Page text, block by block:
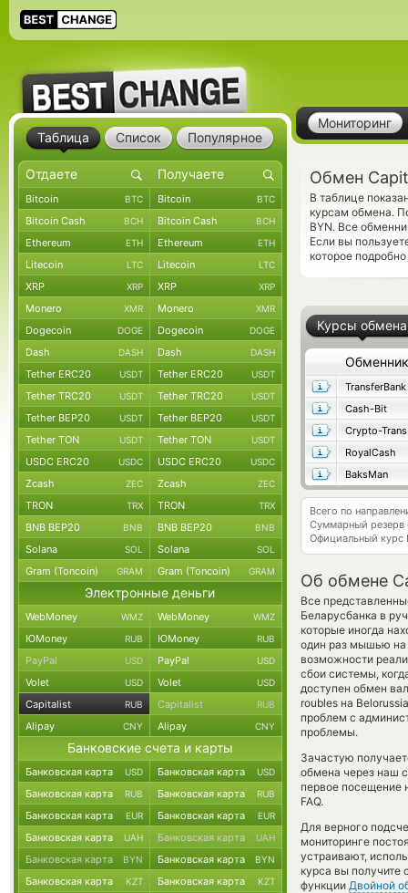
Мониторинг
Обмен
В таблице
курсам обмена.
BYN. Все
Если вы
которое
Курсы обмена
Обменник
TransferBank
Cash-Bit
Crypto-Trans
RoyalCash
BaksMan
Всего по
Суммарный резерв
Официальный курс
Об обмене
Все
Беларусбанка в
которые иногда
один раз мышью на
возможности
сбои системы,
доступен обмен
roubles на
проблем с
проблемы.
Зачастую
обмена через наш
первое посещение
FAQ.
Для верного
мониторинге
устраивают,
курса вы
функции Двойной
Таблица Список Популярное
Bitcoin BTC Bitcoin BTC
Bitcoin Cash BCH Bitcoin Cash BCH
Ethereum ETH Ethereum ETH
Litecoin LTC Litecoin LTC
XRP XRP XRP XRP
Monero XMR Monero XMR
Dogecoin DOGE Dogecoin DOGE
Dash DASH Dash DASH
Tether ERC20 USDT Tether ERC20 USDT
Tether TRC20 USDT Tether TRC20 USDT
Tether BEP20 USDT Tether BEP20 USDT
Tether TON USDT Tether TON USDT
USDC ERC20 USDC USDC ERC20 USDC
Zcash ZEC Zcash ZEC
TRON TRX TRON TRX
BNB BEP20 BNB BNB BEP20 BNB
Solana SOL Solana SOL
Gram (Toncoin) GRAM Gram (Toncoin) GRAM
Электронные деньги
WebMoney WMZ WebMoney WMZ
ЮMoney RUB ЮMoney RUB
PayPal USD PayPal USD
Volet USD Volet USD
Capitalist RUB Capitalist RUB
Alipay CNY Alipay CNY
Банковские счета и карты
Банковская карта USD Банковская карта USD
Банковская карта RUB Банковская карта RUB
Банковская карта EUR Банковская карта EUR
Банковская карта UAH Банковская карта UAH
Банковская карта BYN Банковская карта BYN
Банковская карта KZT Банковская карта KZT